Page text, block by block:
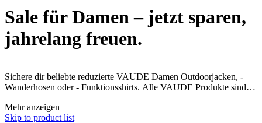
Sale für Damen – jetzt sparen,
jahrelang freuen.
Sichere dir beliebte reduzierte VAUDE Damen Outdoorjacken, -
Wanderhosen oder - Funktionsshirts. Alle VAUDE Produkte sind
Naturerlebnis beginnen!
Mehr anzeigen
Skip to product list